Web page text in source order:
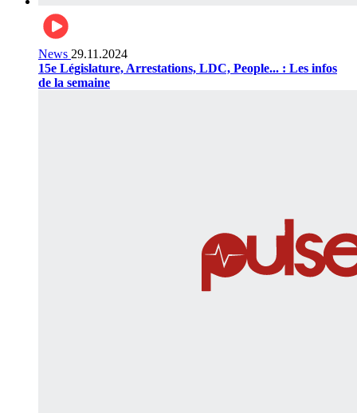
News 29.11.2024
15e Législature, Arrestations, LDC, People... : Les infos
de la semaine